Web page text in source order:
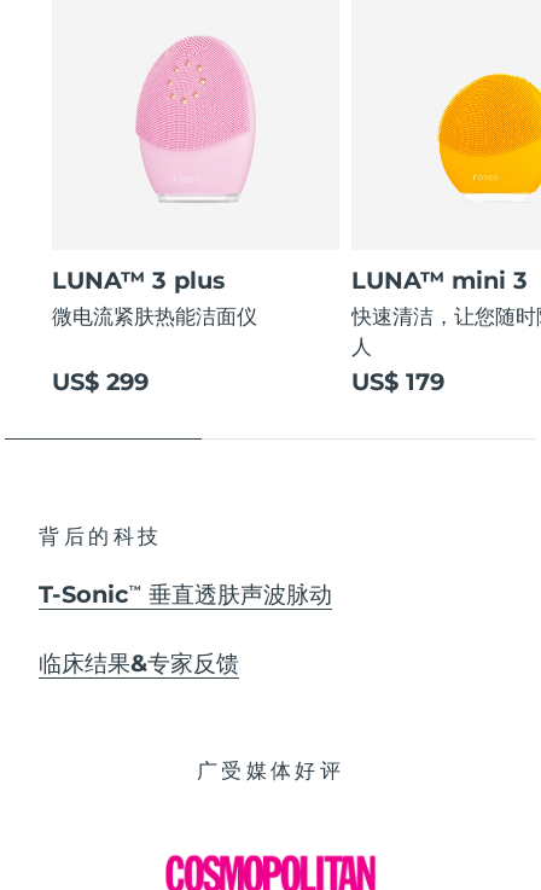
LUNA™ 3 plus
微电流紧肤热能洁面仪
US$ 299
LUNA™ mini 3
快速清洁，让您随
人
US$ 179
背后的科技
T-SonicTM 垂直透肤声波脉动
临床结果&专家反馈
广受媒体好评